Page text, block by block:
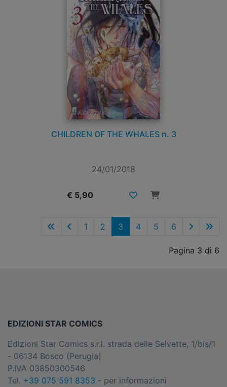
CHILDREN OF THE WHALES n. 3
24/01/2018
€ 5,90
1 2 3 4 5 6
Pagina 3 di 6
EDIZIONI STAR COMICS
Edizioni Star Comics s.r.l. strada delle Selvette, 1/bis/1
- 06134 Bosco (Perugia)
P.IVA 03850300546
Tel. +39 075 591 8353 - per informazioni